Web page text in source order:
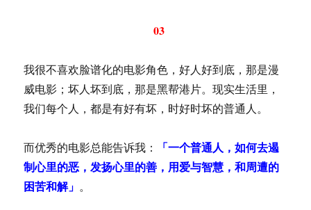
03
我很不喜欢脸谱化的电影角色，好人好到底，那是漫
威电影；坏人坏到底，那是黑帮港片。现实生活里，
我们每个人，都是有好有坏，时好时坏的普通人。
而优秀的电影总能告诉我：
「一个普通人，如何去遏
制心里的恶，发扬心里的善，用爱与智慧，和周遭的
困苦和解」 。